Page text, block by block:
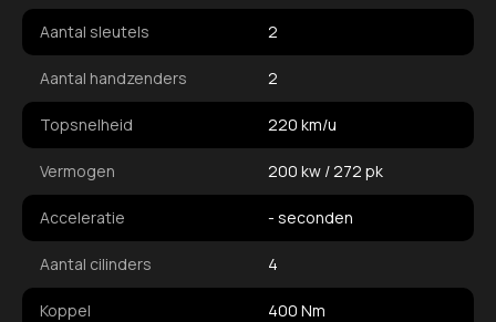
Aantal sleutels 2
Aantal handzenders 2
Topsnelheid 220 km/u
Vermogen 200 kw / 272 pk
Acceleratie - seconden
Aantal cilinders 4
Koppel 400 Nm